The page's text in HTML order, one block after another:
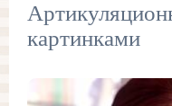
картинками